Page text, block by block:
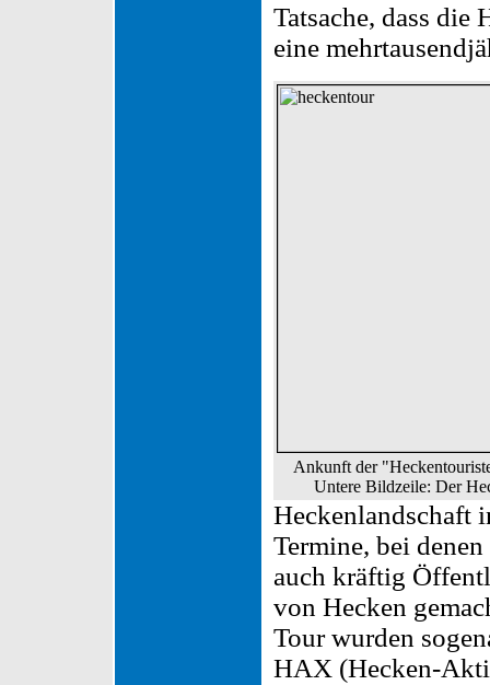
Tatsache, dass die
eine
Ankunft der
Untere Bildzeile: Der
Heckenlandschaft
Termine, bei
auch kräftig
von Hecken
Tour wurden
HAX (Hecken-